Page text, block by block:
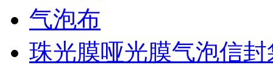
气泡布
珠光膜哑光膜气泡信封